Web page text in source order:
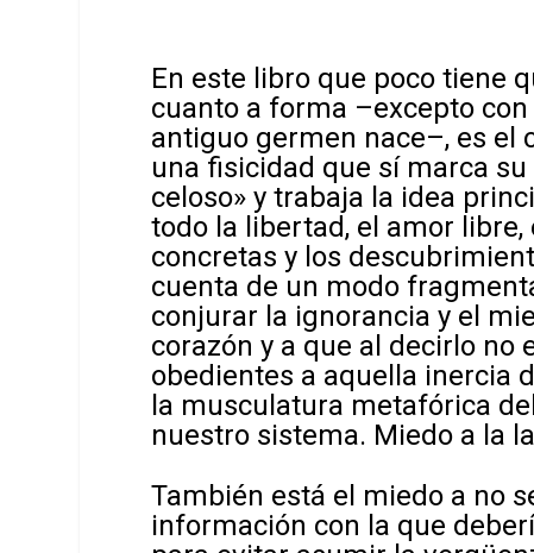
En este libro que poco tiene
cuanto a forma –excepto
antiguo germen nace–, es el
una fisicidad que sí marca
celoso» y trabaja la idea
todo la libertad, el amor
concretas y los
cuenta de un modo
conjurar la ignorancia y el
corazón y a que al decirlo no
obedientes a aquella inercia
la musculatura metafórica
nuestro sistema. Miedo a la
También está el miedo a no
información con la que